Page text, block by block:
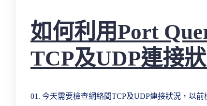
如何利用Port
TCP及UDP連接
01. 今天需要檢查網絡間TCP及UDP連接狀況，以